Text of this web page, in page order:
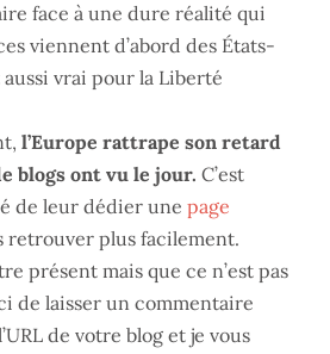
face à une dure réalité qui
viennent d’abord des États-
vrai pour la Liberté
l’Europe rattrape son retard
blogs ont vu le jour. C’est
de leur dédier une page
retrouver plus facilement.
présent mais que ce n’est pas
de laisser un commentaire
de votre blog et je vous